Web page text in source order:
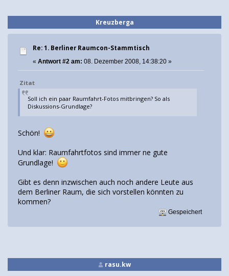
Kreuzberga
Re: 1. Berliner Raumcon-Stammtisch
« Antwort #2 am: 08. Dezember 2008, 14:38:20 »
Zitat
Soll ich ein paar Raumfahrt-Fotos mitbringen? So als
Diskussions-Grundlage?
Schön!
Und klar: Raumfahrtfotos sind immer ne gute
Grundlage!
Gibt es denn inzwischen auch noch andere Leute aus
dem Berliner Raum, die sich vorstellen könnten zu
kommen?
Gespeichert
rasu.kw